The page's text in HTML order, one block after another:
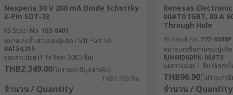
Nexperia 30 V 200 mA Diode Schottky
3-Pin SOT-23
RS Stock No. 103-8401
หมายเลขชิ้นส่วนของผู้ผลิต / Mfr. Part No.
BAT54,215
ยอดรวมย่อย (1 รีล รีลละ 3000 ชิ้น)
THB2,349.00(ไม่รวมภาษีมูลค่าเพิ่ม)
THB0.783/ชิ้น
จำนวน / Quantity
Renesas
00#T0 IGBT, 80 A
Through Hole
RS Stock No. 772-6588P
หมายเลขชิ้นส่วนของผู้ผลิ
RJH60D6DPK-00#T0
ยอดรวมย่อย 1 ชิ้น (จัดส่งใ
THB96.90(ไม่รวมภาษี
จำนวน / Quantity